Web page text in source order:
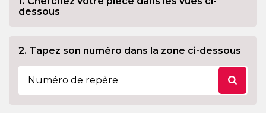
dessous
2. Tapez son numéro dans la zone ci-dessous